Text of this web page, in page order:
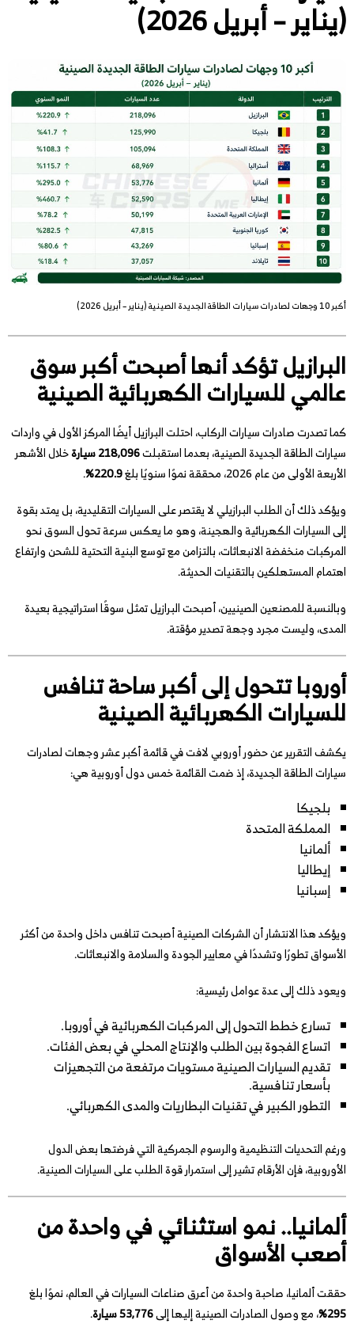
(يناير – أبريل 2026)
أكبر 10 وجهات لصادرات سيارات الطاقة الجديدة الصينية (يناير – أبريل 2026)
البرازيل تؤكد أنها أصبحت أكبر سوق
عالمي للسيارات الكهربائية الصينية
كما تصدرت صادرات سيارات الركاب، احتلت البرازيل أيضًا المركز الأول في واردات
سيارات الطاقة الجديدة الصينية، بعدما استقبلت218,096 سيارة
خلال الأشهر
الأربعة الأولى من عام 2026، محققة نموًا سنويًا بلغ
220.9%
.
ويؤكد ذلك أن الطلب البرازيلي لا يقتصر على السيارات التقليدية، بل يمتد بقوة
إلى السيارات الكهربائية والهجينة، وهو ما يعكس سرعة تحول السوق نحو
المركبات منخفضة الانبعاثات، بالتزامن مع توسع البنية التحتية للشحن وارتفاع
اهتمام المستهلكين بالتقنيات الحديثة.
وبالنسبة للمصنعين الصينيين، أصبحت البرازيل تمثل سوقًا استراتيجية بعيدة
المدى، وليست مجرد وجهة تصدير مؤقتة.
أوروبا تتحول إلى أكبر ساحة تنافس
للسيارات الكهربائية الصينية
يكشف التقرير عن حضور أوروبي لافت في قائمة أكبر عشر وجهات لصادرات
سيارات الطاقة الجديدة، إذ ضمت القائمة خمس دول أوروبية هي:
بلجيكا
المملكة المتحدة
ألمانيا
إيطاليا
إسبانيا
ويؤكد هذا الانتشار أن الشركات الصينية أصبحت تنافس داخل واحدة من أكثر
الأسواق تطورًا وتشددًا في معايير الجودة والسلامة والانبعاثات.
ويعود ذلك إلى عدة عوامل رئيسية:
تسارع خطط التحول إلى المركبات الكهربائية في أوروبا.
اتساع الفجوة بين الطلب والإنتاج المحلي في بعض الفئات.
تقديم السيارات الصينية مستويات مرتفعة من التجهيزات
بأسعار تنافسية.
التطور الكبير في تقنيات البطاريات والمدى الكهربائي.
ورغم التحديات التنظيمية والرسوم الجمركية التي فرضتها بعض الدول
الأوروبية، فإن الأرقام تشير إلى استمرار قوة الطلب على السيارات الصينية.
ألمانيا.. نمو استثنائي في واحدة من
أصعب الأسواق
حققت ألمانيا، صاحبة واحدة من أعرق صناعات السيارات في العالم، نموًا بلغ
295% ، مع وصول الصادرات الصينية إليها إلى53,776 سيارة
.